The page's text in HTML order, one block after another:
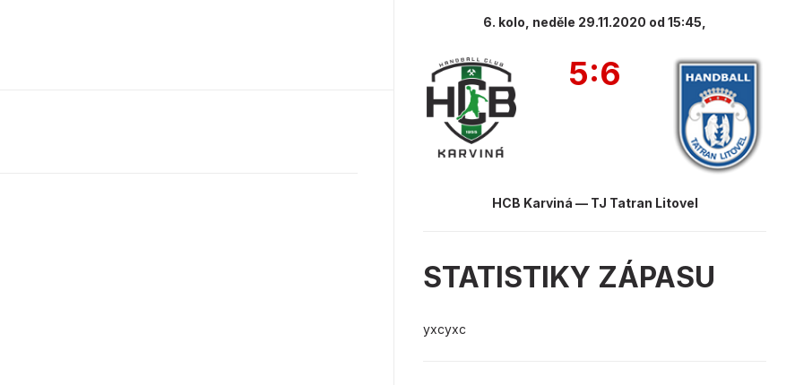
6. kolo, neděle 29.11.2020 od 15:45,
5:6
HCB Karviná — TJ Tatran Litovel
STATISTIKY ZÁPASU
yxcyxc